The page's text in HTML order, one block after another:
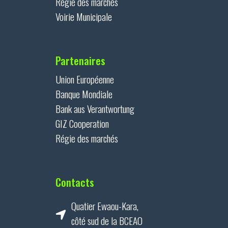
Voirie Municipale
Partenaires
Union Européenne
Banque Mondiale
Bank aus Verantwortung
GIZ Cooperation
Régie des marchés
Contacts
Quatier Ewaou-Kara,
côté sud de la BCEAO